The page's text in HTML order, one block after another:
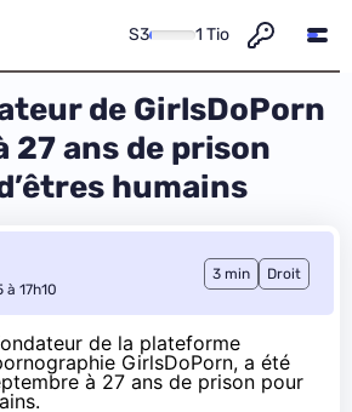
S3 1 Tio
de GirlsDoPorn
27 ans de prison
humains
17h10
3 min Droit
de la plateforme
GirlsDoPorn, a été
à 27 ans de prison pour